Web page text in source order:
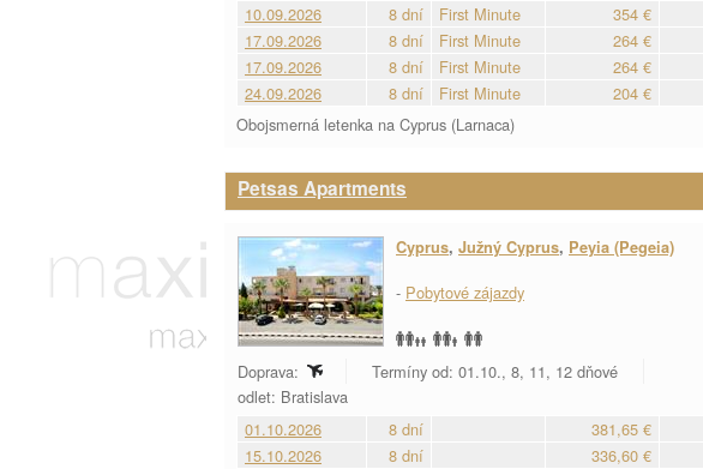
10.09.2026
8 dní First Minute 354 €
17.09.2026
8 dní First Minute 264 €
17.09.2026
8 dní First Minute 264 €
24.09.2026
8 dní First Minute 204 €
Obojsmerná letenka na Cyprus (Larnaca)
Petsas Apartments
Cyprus, Južný Cyprus, Peyia (Pegeia)
- Pobytové zájazdy
Doprava: Termíny od: 01.10., 8, 11, 12 dňové
odlet: Bratislava
01.10.2026
8 dní 381,65 €
15.10.2026
8 dní 336,60 €